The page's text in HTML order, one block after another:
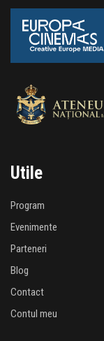
Utile
Program
Evenimente
Parteneri
Blog
Contact
Contul meu